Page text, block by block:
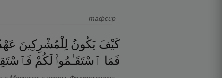
тафсир
كَيْفَ يَكُونُ لِلْمُشْرِكِينَ
فَمَا ٱسْتَقَـٰمُوا۟ لَكُمْ